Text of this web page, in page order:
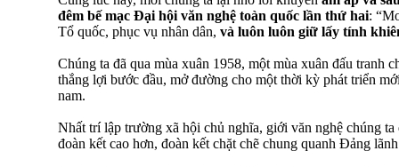
đêm bế mạc Đại hội văn nghệ toàn quốc lần thứ hai:
Tổ quốc, phục vụ nhân dân, và luôn luôn giữ lấy tính
Chúng ta đã qua mùa xuân 1958, một mùa xuân đấu tranh
thắng lợi bước đầu, mở đường cho một thời kỳ phát triển
nam.
Nhất trí lập trường xã hội chủ nghĩa, giới văn nghệ chúng ta
đoàn kết cao hơn, đoàn kết chặt chẽ chung quanh Đảng